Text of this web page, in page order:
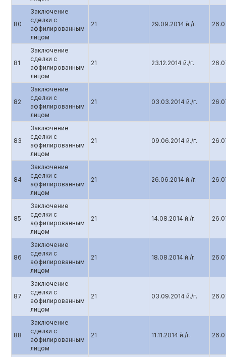
80
Заключение
сделки с
аффилированным
лицом
21 29.09.2014 й./г.
81
Заключение
сделки с
аффилированным
лицом
21 23.12.2014 й./г.
82
Заключение
сделки с
аффилированным
лицом
21 03.03.2014 й./г.
83
Заключение
сделки с
аффилированным
лицом
21 09.06.2014 й./г.
84
Заключение
сделки с
аффилированным
лицом
21 26.06.2014 й./г.
85
Заключение
сделки с
аффилированным
лицом
21 14.08.2014 й./г.
86
Заключение
сделки с
аффилированным
лицом
21 18.08.2014 й./г.
87
Заключение
сделки с
аффилированным
лицом
21 03.09.2014 й./г.
88
Заключение
сделки с
аффилированным
лицом
21 11.11.2014 й./г.